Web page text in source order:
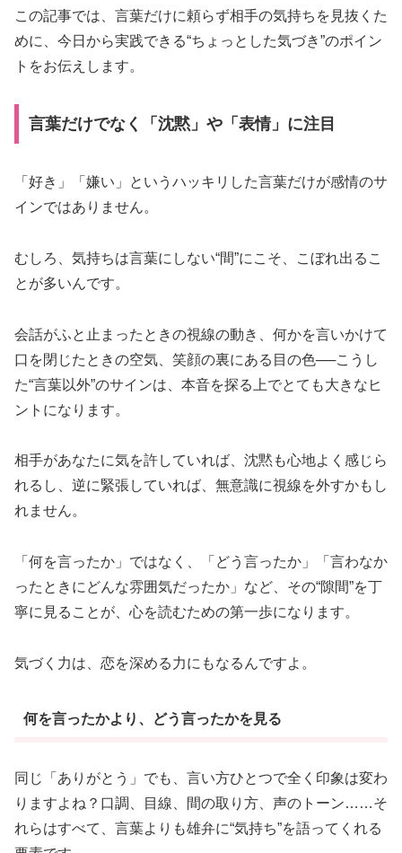
この記事では、言葉だけに頼らず相手の気持ちを見抜くた
めに、今日から実践できる“ちょっとした気づき”のポイン
トをお伝えします。
言葉だけでなく「沈黙」や「表情」に注目
「好き」「嫌い」というハッキリした言葉だけが感情のサ
インではありません。
むしろ、気持ちは言葉にしない“間”にこそ、こぼれ出るこ
とが多いんです。
会話がふと止まったときの視線の動き、何かを言いかけて
口を閉じたときの空気、笑顔の裏にある目の色──こうし
た“言葉以外”のサインは、本音を探る上でとても大きなヒ
ントになります。
相手があなたに気を許していれば、沈黙も心地よく感じら
れるし、逆に緊張していれば、無意識に視線を外すかもし
れません。
「何を言ったか」ではなく、「どう言ったか」「言わなか
ったときにどんな雰囲気だったか」など、その“隙間”を丁
寧に見ることが、心を読むための第一歩になります。
気づく力は、恋を深める力にもなるんですよ。
何を言ったかより、どう言ったかを見る
同じ「ありがとう」でも、言い方ひとつで全く印象は変わ
りますよね？口調、目線、間の取り方、声のトーン……そ
れらはすべて、言葉よりも雄弁に“気持ち”を語ってくれる